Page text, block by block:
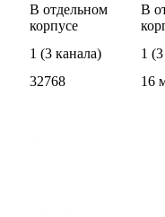
В отдельном
корпусе
В
1 (3 канала) 1
32768 16